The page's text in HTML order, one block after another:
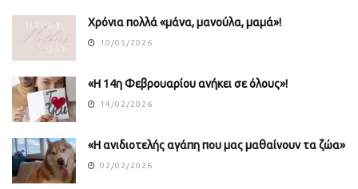
Χρόνια πολλά «μάνα, μανούλα, μαμά»!
10/05/2026
«Η 14η Φεβρουαρίου ανήκει σε όλους»!
14/02/2026
«Η ανιδιοτελής αγάπη που μας μαθαίνουν τα ζώα»
02/02/2026